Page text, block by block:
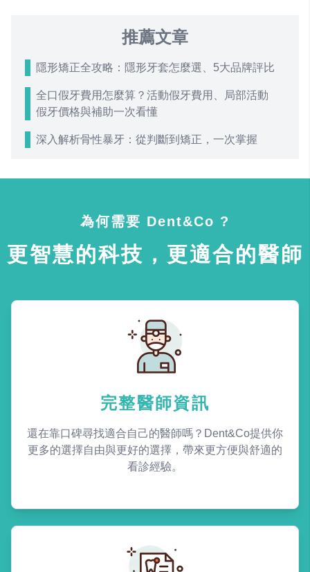
推薦文章
隱形矯正全攻略：隱形牙套怎麼選、5大品牌評比
全口假牙費用怎麼算？活動假牙費用、局部活動
假牙價格與補助一次看懂
深入解析骨性暴牙：從判斷到矯正，一次掌握
為何需要 Dent&Co ?
更智慧的科技，更適合的醫師
完整醫師資訊
還在靠口碑尋找適合自己的醫師嗎？Dent&Co提供你
更多的選擇自由與更好的選擇，帶來更方便與舒適的
看診經驗。